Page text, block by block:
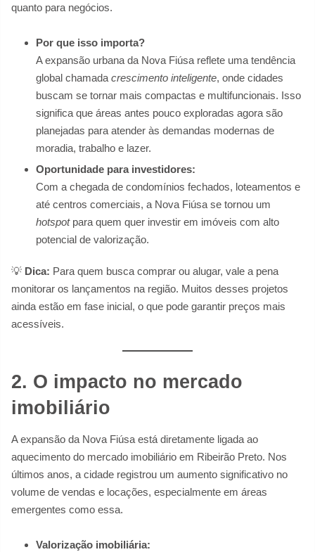
quanto para negócios.
Por que isso importa?
A expansão urbana da Nova Fiúsa reflete uma tendência
global chamada crescimento inteligente, onde cidades
buscam se tornar mais compactas e multifuncionais. Isso
significa que áreas antes pouco exploradas agora são
planejadas para atender às demandas modernas de
moradia, trabalho e lazer.
Oportunidade para investidores:
Com a chegada de condomínios fechados, loteamentos e
até centros comerciais, a Nova Fiúsa se tornou um
hotspotpara quem quer investir em imóveis com alto
potencial de valorização.
💡 Dica: Para quem busca comprar ou alugar, vale a pena
monitorar os lançamentos na região. Muitos desses projetos
ainda estão em fase inicial, o que pode garantir preços mais
acessíveis.
2. O impacto no mercado
imobiliário
A expansão da Nova Fiúsa está diretamente ligada ao
aquecimento do mercado imobiliário em Ribeirão Preto. Nos
últimos anos, a cidade registrou um aumento significativo no
volume de vendas e locações, especialmente em áreas
emergentes como essa.
Valorização imobiliária: